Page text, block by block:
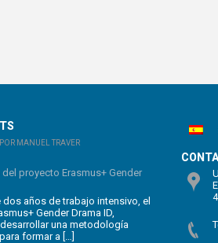
POR MANUEL TRAVER
proyecto Erasmus+ Gender
dos años de trabajo intensivo, el
Gender Drama ID,
una metodología
formar a […]